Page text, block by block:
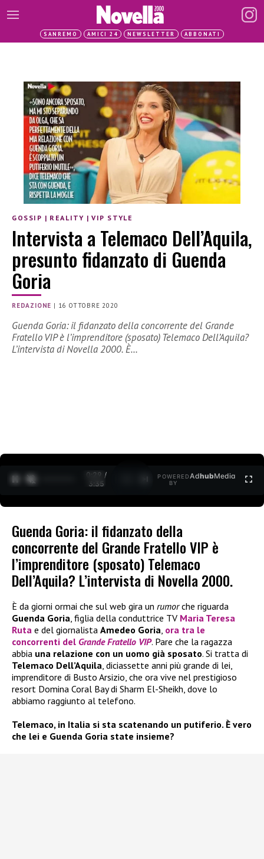
SANREMO AMICI 24 NEWSLETTER ABBONATI
GOSSIP | REALITY |VIP STYLE
Intervista a Telemaco Dell’Aquila,
presunto fidanzato di Guenda
Goria
REDAZIONE | 16 OTTOBRE 2020
Guenda Goria: il fidanzato della concorrente del Grande
Fratello VIP è l’imprenditore (sposato) Telemaco Dell’Aquila?
L’intervista di Novella 2000. È…
0:30 /
3:35
POWERED
BY
AdhubMedia
Guenda Goria: il fidanzato della
concorrente del Grande Fratello VIP è
l’imprenditore (sposato) Telemaco
Dell’Aquila? L’intervista di Novella 2000.
È da giorni ormai che sul web gira un rumorche riguarda
Guenda Goria, figlia della conduttrice TV Maria Teresa
Ruta e del giornalista Amedeo Goria, ora tra le
concorrenti del Grande Fratello VIP. Pare che la ragazza
abbia una relazione con un uomo già sposato. Si tratta di
Telemaco Dell’Aquila, diciassette anni più grande di lei,
imprenditore di Busto Arsizio, che ora vive nel prestigioso
resort Domina Coral Bay di Sharm El-Sheikh, dove lo
abbiamo raggiunto al telefono.
Telemaco, in Italia si sta scatenando un putiferio. È vero
che lei e Guenda Goria state insieme?